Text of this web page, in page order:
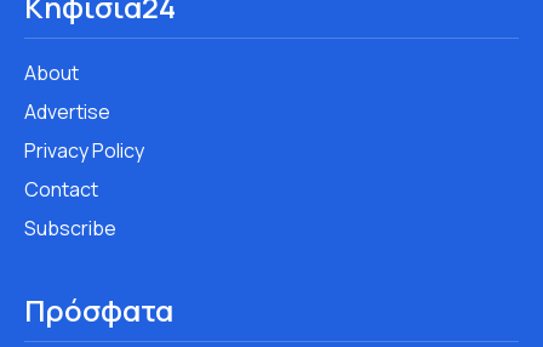
About
Advertise
Privacy Policy
Contact
Subscribe
Πρόσφατα